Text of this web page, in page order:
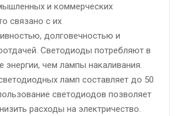
и коммерческих
связано с их
долговечностью и
Светодиоды потребляют в
энергии, чем лампы накаливания.
ламп составляет до 50
светодиодов позволяет
расходы на электричество.